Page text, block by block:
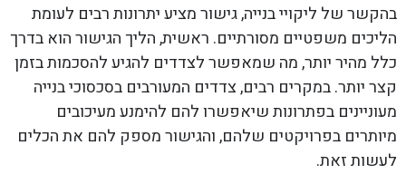
בהקשר של ליקויי בנייה, גישור מציע יתרונות רבים לעומת
הליכים משפטיים מסורתיים. ראשית, הליך הגישור הוא בדרך
כלל מהיר יותר, מה שמאפשר לצדדים להגיע להסכמות בזמן
קצר יותר. במקרים רבים, צדדים המעורבים בסכסוכי בנייה
מעוניינים בפתרונות שיאפשרו להם להימנע מעיכובים
מיותרים בפרויקטים שלהם, והגישור מספק להם את הכלים
לעשות זאת.